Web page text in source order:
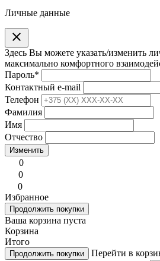
Личные данные
clear
Здесь Вы можете указать/изменить
максимально комфортного
Пароль*
Контактный e-mail
Телефон
Фамилия
Имя
Отчество
Изменить
0
0
0
Избранное
Продолжить покупки
Ваша корзина пуста
Корзина
Итого
Продолжить покупки Перейти в